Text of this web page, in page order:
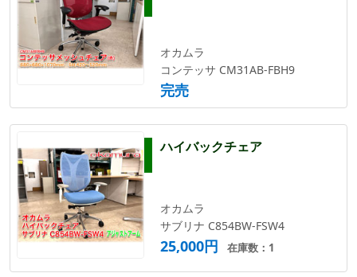
オカムラ
コンテッサ CM31AB-FBH9
完売
ハイバックチェア
オカムラ
サブリナ C854BW-FSW4
25,000円 在庫数：1